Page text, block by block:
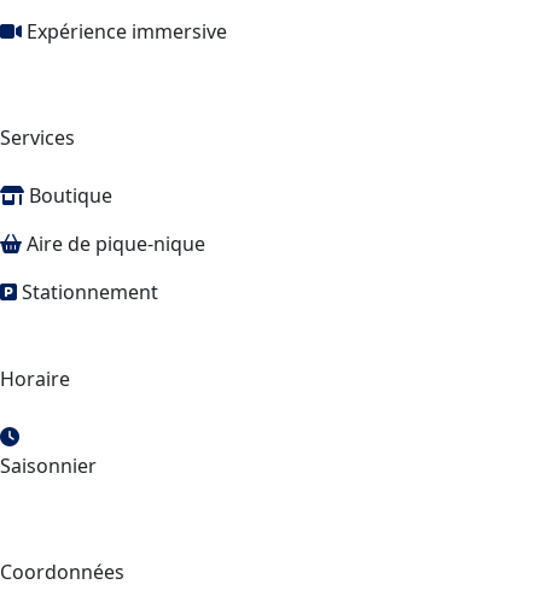
Expérience immersive
Services
Boutique
Aire de pique-nique
Stationnement
Horaire
Saisonnier
Coordonnées